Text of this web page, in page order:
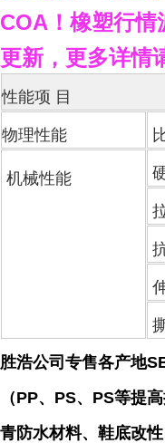
COA ！橡塑行
更新， 更多详情
性能项 目
物理性能
机械性能
胜浩公司专售各产地
（PP、PS、PS等提
青防水材料、鞋底改